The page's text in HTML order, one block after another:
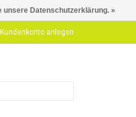
anlegen
unsere Datenschutzerklärung. »